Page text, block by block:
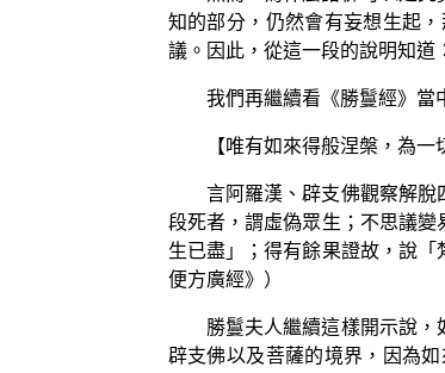
知的部分，仍然會有妄想生起
議。因此，從這一段的說明知道
我們再繼續看《勝鬘經》當
【唯有如來得般涅槃，為
言阿羅漢、辟支佛觀察解
段死者，謂虛偽眾生；不思議
生已盡」；得有餘果證故，說
便方廣經》）
勝鬘夫人繼續這樣開示說
辟支佛以及菩薩的境界，因為